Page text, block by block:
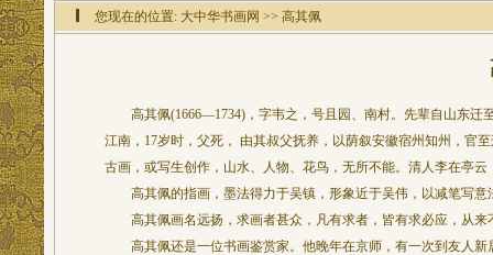
您现在的位置: 大中华书画网 >> 高其佩
高其佩(1666—1734)，字韦之，号且园、南村。先辈自山东迁
江南，17岁时，父死， 由其叔父抚养，以荫叙安徽宿州知州，官
古画，或写生创作，山水、人物、花鸟，无所不能。清人李在亭云
高其佩的指画，墨法得力于吴镇，形象近于吴伟，以减笔写意
高其佩画名远扬，求画者甚众，凡有求者，皆有求必应，从来
高其佩还是一位书画鉴赏家。他晚年在京师，有一次到友人新